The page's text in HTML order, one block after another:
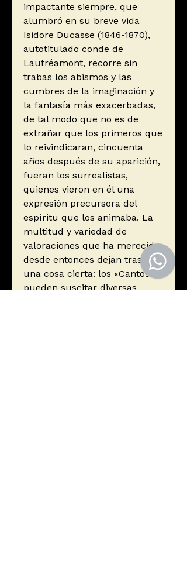
impactante siempre, que
alumbró en su breve vida
Isidore Ducasse (1846-1870),
autotitulado conde de
Lautréamont, recorre sin
trabas los abismos y las
cumbres de la imaginación y
la fantasía más exacerbadas,
de tal modo que no es de
extrañar que los primeros que
lo reivindicaran, cincuenta
años después de su aparición,
fueran los surrealistas,
quienes vieron en él una
expresión precursora del
espíritu que los animaba. La
multitud y variedad de
valoraciones que ha merecido
desde entonces dejan traslucir
una cosa cierta: los «Cantos»
pueden suscitar diversas